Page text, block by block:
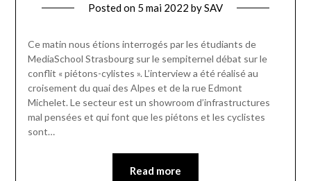
Posted on 5 mai 2022 bySAV
Ce matin nous étions interrogés par les étudiants de
MediaSchool Strasbourg sur le sempiternel débat sur le
conflit « piétons-cylistes ». L’interview a été réalisé au
croisement du quai des Alpes et de la rue Edmont
Michelet. Le secteur est un showroom d’infrastructures
mal pensées et qui font que les piétons et les cyclistes
sont…
Read more